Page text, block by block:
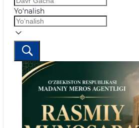
Yo‘nalish